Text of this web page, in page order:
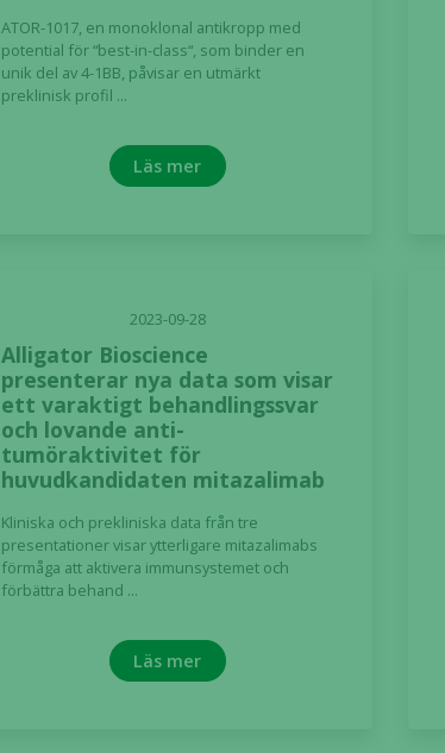
ATOR-1017, en monoklonal antikropp med
potential för “best-in-class“, som binder en
unik del av 4-1BB, påvisar en utmärkt
preklinisk profil ...
Läs mer
2023-09-28
Alligator Bioscience
presenterar nya data som visar
ett varaktigt behandlingssvar
och lovande anti-
tumöraktivitet för
huvudkandidaten mitazalimab
Kliniska och prekliniska data från tre
presentationer visar ytterligare mitazalimabs
förmåga att aktivera immunsystemet och
förbättra behand ...
Läs mer
Nödvändiga
Dessa kakor